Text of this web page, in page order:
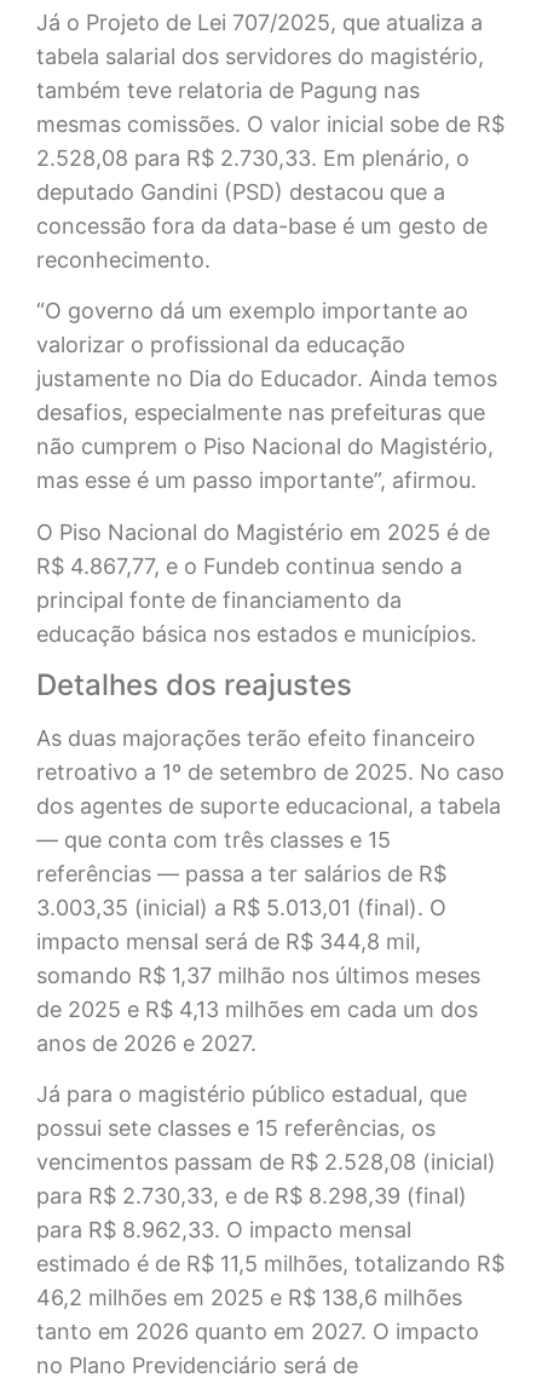
Já o Projeto de Lei 707/2025, que atualiza a
tabela salarial dos servidores do magistério,
também teve relatoria de Pagung nas
mesmas comissões. O valor inicial sobe de R$
2.528,08 para R$ 2.730,33. Em plenário, o
deputado Gandini (PSD) destacou que a
concessão fora da data-base é um gesto de
reconhecimento.
“O governo dá um exemplo importante ao
valorizar o profissional da educação
justamente no Dia do Educador. Ainda temos
desafios, especialmente nas prefeituras que
não cumprem o Piso Nacional do Magistério,
mas esse é um passo importante”, afirmou.
O Piso Nacional do Magistério em 2025 é de
R$ 4.867,77, e o Fundeb continua sendo a
principal fonte de financiamento da
educação básica nos estados e municípios.
Detalhes dos reajustes
As duas majorações terão efeito financeiro
retroativo a 1º de setembro de 2025. No caso
dos agentes de suporte educacional, a tabela
— que conta com três classes e 15
referências — passa a ter salários de R$
3.003,35 (inicial) a R$ 5.013,01 (final). O
impacto mensal será de R$ 344,8 mil,
somando R$ 1,37 milhão nos últimos meses
de 2025 e R$ 4,13 milhões em cada um dos
anos de 2026 e 2027.
Já para o magistério público estadual, que
possui sete classes e 15 referências, os
vencimentos passam de R$ 2.528,08 (inicial)
para R$ 2.730,33, e de R$ 8.298,39 (final)
para R$ 8.962,33. O impacto mensal
estimado é de R$ 11,5 milhões, totalizando R$
46,2 milhões em 2025 e R$ 138,6 milhões
tanto em 2026 quanto em 2027. O impacto
no Plano Previdenciário será de